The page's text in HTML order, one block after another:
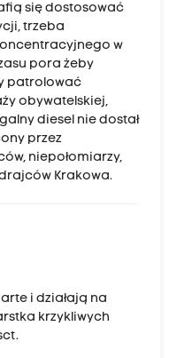
się dostosować
trzeba
w
pora żeby
patrolować
obywatelskiej,
diesel nie dostał
przez
niepołomiarzy,
Krakowa.
i działają na
krzykliwych